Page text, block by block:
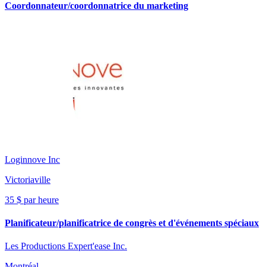
Coordonnateur/coordonnatrice du marketing
Loginnove Inc
Victoriaville
35 $ par heure
Planificateur/planificatrice de congrès et d'événements spéciaux
Les Productions Expert'ease Inc.